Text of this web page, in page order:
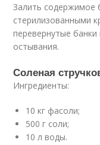
Залить содержимое
стерилизованными
перевернутые
остывания.
Соленая
Ингредиенты:
10 кг фасоли;
500 г соли;
10 л воды.